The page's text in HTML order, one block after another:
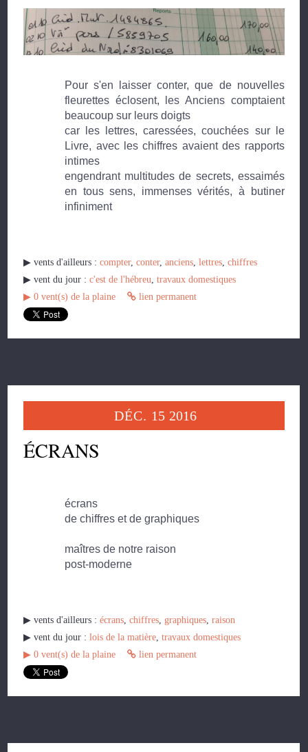
Pour s'en laisser conter, que de nouvelles
fleurettes éclosent, les Anciens comptaient
beaucoup sur leurs doigts
car les lettres, caressées, couchées sur le
Livre, avec les chiffres avaient des rapports
intimes
engendrant multitudes de secrets, essaimés
en tous sens, immenses vérités, à butiner
infiniment
▶︎ vents d'ailleurs :compter,conter,anciens ,lettres ,chiffres
▶︎ vent du jour :c'est de l'hébreu ,travaux domestiques
▶︎ 0 vent(s) de la plaine lien permanent
DÉC. 15 2016
ÉCRANS
écrans
de chiffres et de graphiques
maîtres de notre raison
post-moderne
▶︎ vents d'ailleurs :écrans,chiffres,graphiques,raison
▶︎ vent du jour :lois de la matière,travaux domestiques
▶︎ 0 vent(s) de la plaine lien permanent